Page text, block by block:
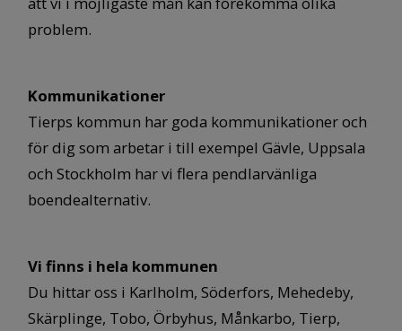
problem.
Kommunikationer
Tierps kommun har goda kommunikationer och
för dig som arbetar i till exempel Gävle, Uppsala
och Stockholm har vi flera pendlarvänliga
boendealternativ.
Vi finns i hela kommunen
Du hittar oss i Karlholm, Söderfors, Mehedeby,
Skärplinge, Tobo, Örbyhus, Månkarbo, Tierp,